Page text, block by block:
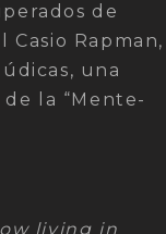
de
Rapman,
una
la “Mente-
living in